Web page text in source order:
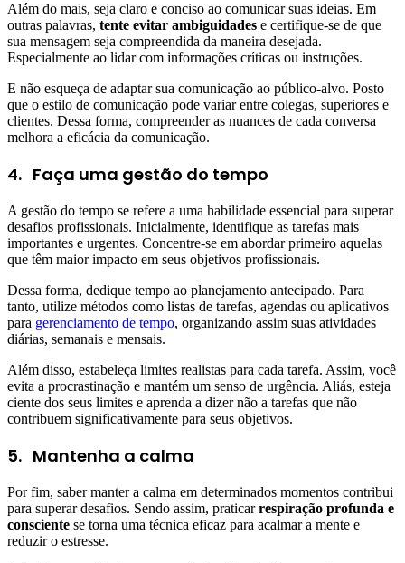
Além do mais, seja claro e conciso ao comunicar suas ideias. Em
outras palavras, tente evitar ambiguidades e certifique-se de que
sua mensagem seja compreendida da maneira desejada.
Especialmente ao lidar com informações críticas ou instruções.
E não esqueça de adaptar sua comunicação ao público-alvo. Posto
que o estilo de comunicação pode variar entre colegas, superiores e
clientes. Dessa forma, compreender as nuances de cada conversa
melhora a eficácia da comunicação.
4. Faça uma gestão do tempo
A gestão do tempo se refere a uma habilidade essencial para superar
desafios profissionais. Inicialmente, identifique as tarefas mais
importantes e urgentes. Concentre-se em abordar primeiro aquelas
que têm maior impacto em seus objetivos profissionais.
Dessa forma, dedique tempo ao planejamento antecipado. Para
tanto, utilize métodos como listas de tarefas, agendas ou aplicativos
para gerenciamento de tempo, organizando assim suas atividades
diárias, semanais e mensais.
Além disso, estabeleça limites realistas para cada tarefa. Assim, você
evita a procrastinação e mantém um senso de urgência. Aliás, esteja
ciente dos seus limites e aprenda a dizer não a tarefas que não
contribuem significativamente para seus objetivos.
5. Mantenha a calma
Por fim, saber manter a calma em determinados momentos contribui
para superar desafios. Sendo assim, praticarrespiração profunda e
consciente se torna uma técnica eficaz para acalmar a mente e
reduzir o estresse.